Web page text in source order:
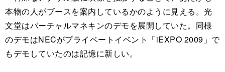
本物の人がブースを案内しているかのように見える。光
文堂はバーチャルマネキンのデモを展開していた。同様
のデモはNECがプライベートイベント「iEXPO 2009」で
もデモしていたのは記憶に新しい。